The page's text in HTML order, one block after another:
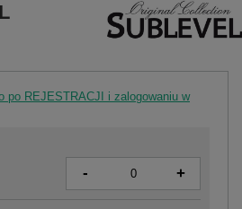
po REJESTRACJI i zalogowaniu w
- +